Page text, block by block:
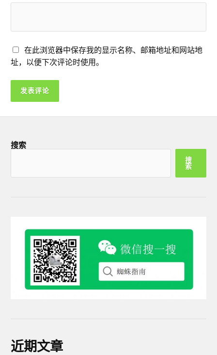
在此浏览器中保存我的显示名称、邮箱地址和网站地
址，以便下次评论时使用。
搜索
搜
索
近期文章